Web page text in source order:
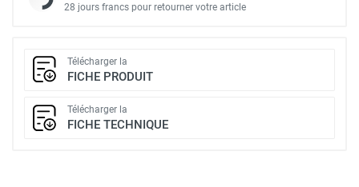
28 jours francs pour retourner votre article
Télécharger la
FICHE PRODUIT
Télécharger la
FICHE TECHNIQUE